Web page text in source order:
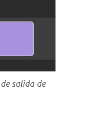
salida de